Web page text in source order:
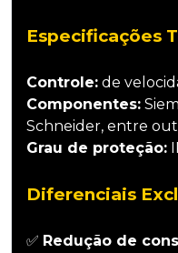
Especificações
Controle: de
Componentes:
Schneider, entre
Grau de proteção:
Diferenciais
✅ Redução de